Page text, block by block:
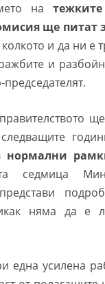
на
ще питат
колкото и да ни е
и
нормални
седмица
няма да е
една усилена